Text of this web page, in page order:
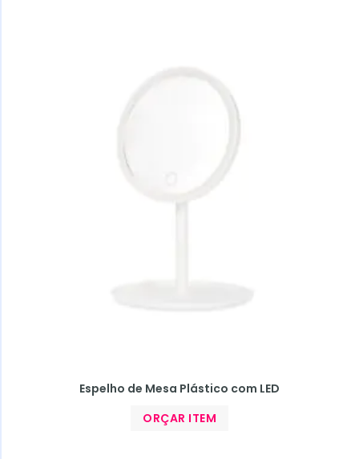
Espelho de Mesa Plástico com LED
ORÇAR ITEM